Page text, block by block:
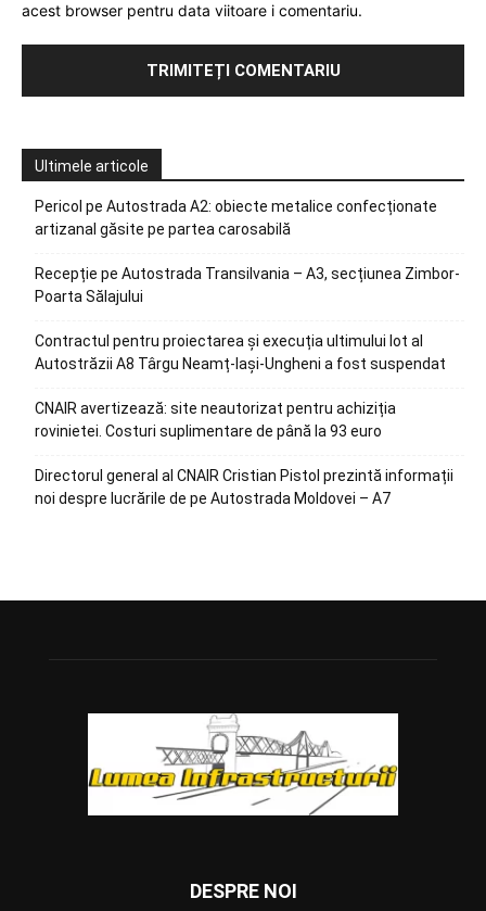
acest browser pentru data viitoare i comentariu.
Ultimele articole
Pericol pe Autostrada A2: obiecte metalice confecționate
artizanal găsite pe partea carosabilă
Recepție pe Autostrada Transilvania – A3, secțiunea Zimbor-
Poarta Sălajului
Contractul pentru proiectarea și execuția ultimului lot al
Autostrăzii A8 Târgu Neamț-Iași-Ungheni a fost suspendat
CNAIR avertizează: site neautorizat pentru achiziția
rovinietei. Costuri suplimentare de până la 93 euro
Directorul general al CNAIR Cristian Pistol prezintă informații
noi despre lucrările de pe Autostrada Moldovei – A7
DESPRE NOI